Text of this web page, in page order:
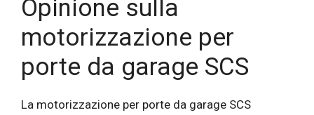
Opinione sulla
motorizzazione per
porte da garage SCS
La motorizzazione per porte da garage SCS